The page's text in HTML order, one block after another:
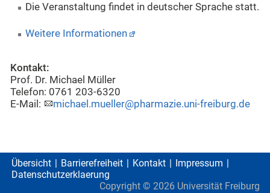
Die Veranstaltung findet in deutscher Sprache statt.
Weitere Informationen
Kontakt:
Prof. Dr. Michael Müller
Telefon: 0761 203-6320
E-Mail:
michael.mueller@pharmazie.uni-freiburg.de
Übersicht Barrierefreiheit Kontakt
Impressum
Datenschutzerklaerung
Copyright © 2026 Universität Freiburg